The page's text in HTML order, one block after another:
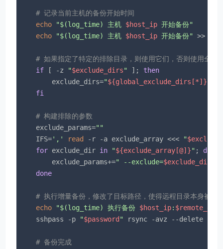
# 记录当前主机的备份开始时间
echo
"$(log_time) 主机 $host_ip 开始备份"
echo
"$(log_time) 主机 $host_ip 开始备份" >>
# 如果指定了特定的排除目录，则使用它们，否则使用全局
if [ -z "$exclude_dirs" ]; then
        exclude_dirs=
"${global_exclude_dirs[*]}
fi
# 构建排除的参数
    exclude_params=
""
    IFS=
',' read -r -a exclude_array <<< "
for exclude_dir in "${exclude_array[@]}" ; do
        exclude_params+=
" --exclude=$exclude_dir
done
# 执行增量备份，修改了目标路径，使得远程目录本身被备
echo
"$(log_time) 执行备份 $host_ip: $remote_dir
    sshpass -p
"$password " rsync -avz --delete
# 备份完成